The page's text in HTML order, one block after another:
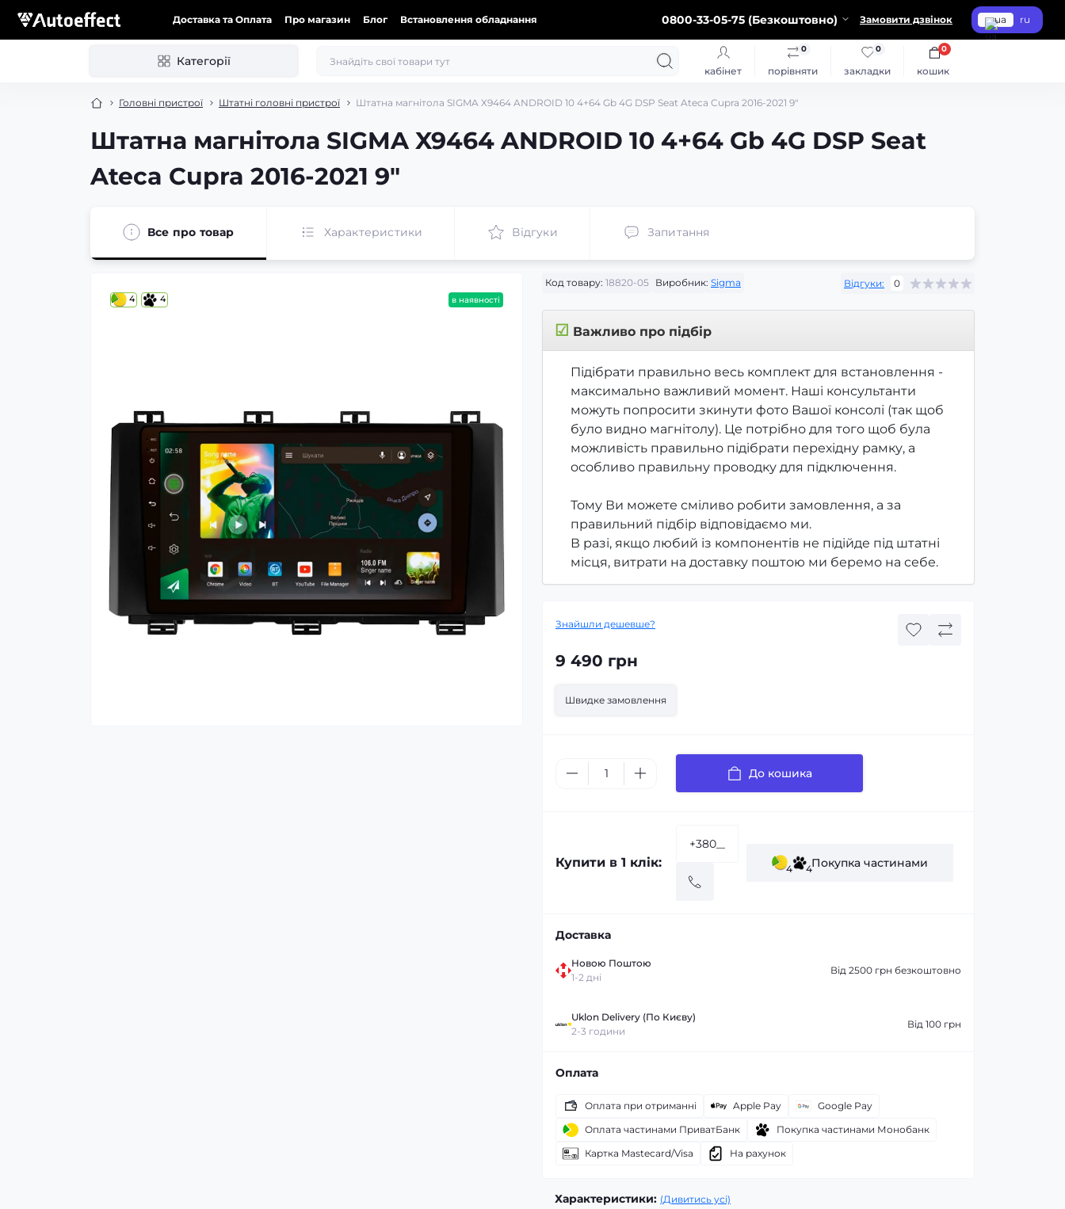
Доставка та Оплата Про магазин Блог Встановлення обладнання 0800-33-05-75 (Безкоштовно) Замовити дзвінок ua ru
Категорії
кабінет порівняти
0
закладки
0
кошик
0
Головні пристрої Штатні головні пристрої Штатна магнітола SIGMA X9464 ANDROID 10 4+64 Gb 4G DSP Seat Ateca Cupra 2016-2021 9"
Штатна магнітола SIGMA X9464 ANDROID 10 4+64 Gb 4G DSP Seat
Ateca Cupra 2016-2021 9"
Все про товар Характеристики Відгуки Запитання
4 4 в наявності
Код товару: 18820-05 Виробник: Sigma Відгуки: 0
☑ Важливо про підбір
Підібрати правильно весь комплект для встановлення -
максимально важливий момент. Наші консультанти
можуть попросити зкинути фото Вашої консолі (так щоб
було видно магнітолу). Це потрібно для того щоб була
можливість правильно підібрати перехідну рамку, а
особливо правильну проводку для підключення.
Тому Ви можете сміливо робити замовлення, а за
правильний підбір відповідаємо ми.
В разі, якщо любий із компонентів не підійде під штатні
місця, витрати на доставку поштою ми беремо на себе.
Знайшли дешевше?
9 490 грн
Швидке замовлення
До кошика
Купити в 1 клік: 4 4Покупка частинами
Доставка
Новою Поштою
1-2 дні
Від 2500 грн безкоштовно
Uklon Delivery (По Києву)
2-3 години
Від 100 грн
Оплата
Оплата при отриманні Apple Pay
Google Pay
Оплата частинами ПриватБанк
Покупка частинами Монобанк
Картка Mastecard/Visa
На рахунок
Характеристики: (Дивитись усі)